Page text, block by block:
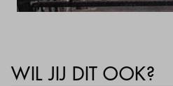
WIL JIJ DIT OOK?